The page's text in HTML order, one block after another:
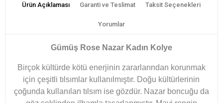
Ürün Açıklaması Garanti ve Teslimat Taksit Seçenekleri
Yorumlar
Gümüş Rose Nazar Kadın Kolye
Birçok kültürde kötü enerjinin zararlarından korunmak
için çeşitli tılsımlar kullanılmıştır. Doğu kültürlerinin
çoğunda kullanılan tılsım ise gözdür. Nazar boncuğu da